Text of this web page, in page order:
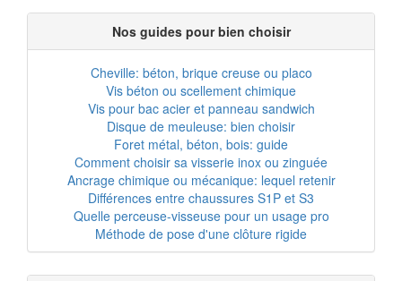
Nos guides pour bien choisir
Cheville: béton, brique creuse ou placo
Vis béton ou scellement chimique
Vis pour bac acier et panneau sandwich
Disque de meuleuse: bien choisir
Foret métal, béton, bois: guide
Comment choisir sa visserie inox ou zinguée
Ancrage chimique ou mécanique: lequel retenir
Différences entre chaussures S1P et S3
Quelle perceuse-visseuse pour un usage pro
Méthode de pose d'une clôture rigide